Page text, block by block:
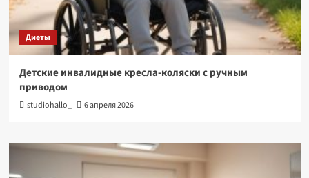
Диеты
Детские инвалидные кресла-коляски с ручным
приводом
studiohallo_ 6 апреля 2026